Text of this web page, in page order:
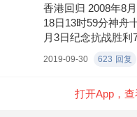
香港回归 2008年8
18日13时59分神舟
月3日纪念抗战胜利70周年阅兵
了！ 杨利伟乘坐的
2019-09-30 623 回复
打开App，